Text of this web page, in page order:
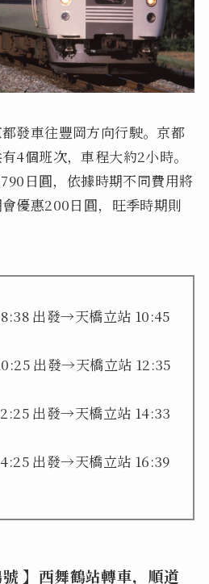
發車往豐岡方向行駛。京都
4個班次，車程大約2小時。
日圓，依據時期不同費用將
優惠200日圓，旺季時期則
出發→天橋立站 10:45
出發→天橋立站 12:35
出發→天橋立站 14:33
出發→天橋立站 16:39
】西舞鶴站轉車，順道